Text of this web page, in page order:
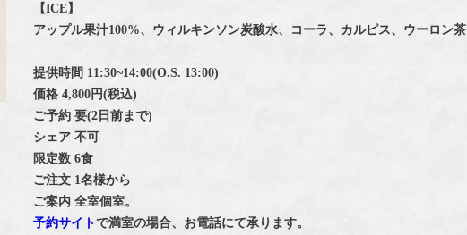
【ICE】
アップル果汁100%、ウィルキンソン炭酸水、コーラ、カルピス、ウーロン茶
提供時間 11:30~14:00(O.S. 13:00)
価格 4,800円(税込)
ご予約 要(2日前まで)
シェア 不可
限定数 6食
ご注文 1名様から
ご案内 全室個室。
予約サイトで満室の場合、お電話にて承ります。